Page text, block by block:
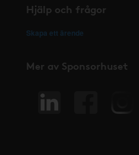
Hjälp och frågor
Skapa ett ärende
Mer av Sponsorhuset